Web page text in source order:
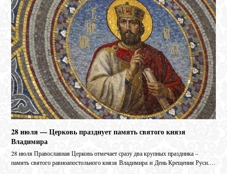
28 июля — Церковь празднует память святого князя
Владимира
28 июля Православная Церковь отмечает сразу два крупных праздника –
память святого равноапостольного князя Владимира и День Крещения Руси.…